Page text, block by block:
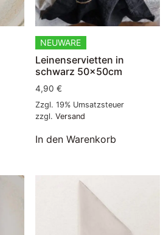
NEUWARE
Leinenservietten in
schwarz 50x50cm
4,90 €
Zzgl. 19% Umsatzsteuer
zzgl. Versand
In den Warenkorb